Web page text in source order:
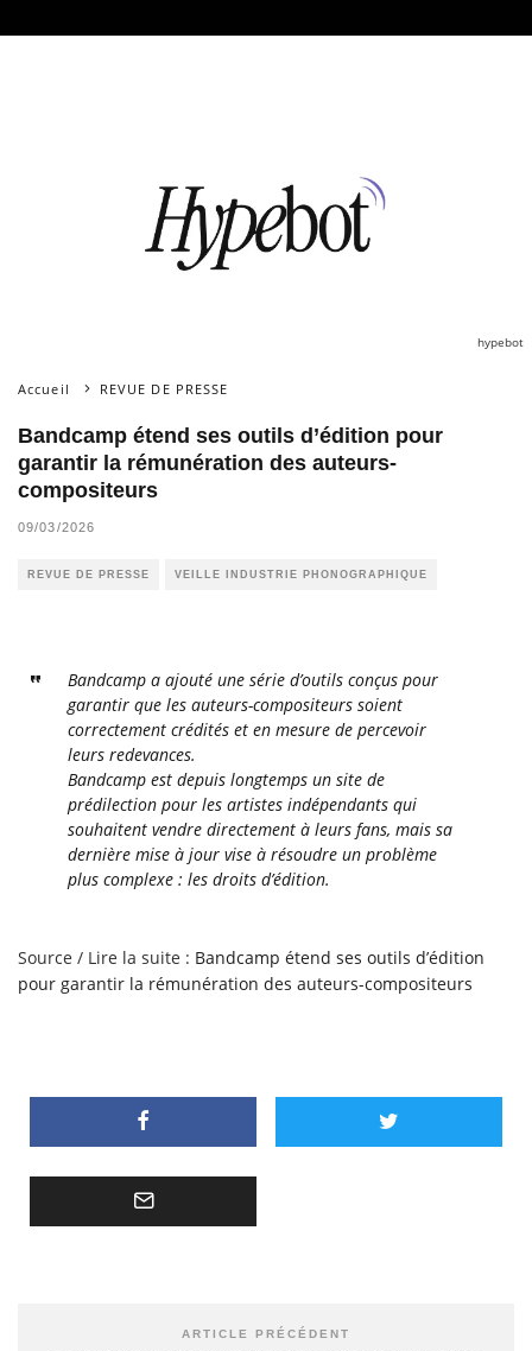
hypebot
Accueil REVUE DE PRESSE
Bandcamp étend ses outils d’édition pour
garantir la rémunération des auteurs-
compositeurs
09/03/2026
REVUE DE PRESSE VEILLE INDUSTRIE PHONOGRAPHIQUE
Bandcamp a ajouté une série d’outils conçus pour
garantir que les auteurs-compositeurs soient
correctement crédités et en mesure de percevoir
leurs redevances.
Bandcamp est depuis longtemps un site de
prédilection pour les artistes indépendants qui
souhaitent vendre directement à leurs fans, mais sa
dernière mise à jour vise à résoudre un problème
plus complexe : les droits d’édition.
Source / Lire la suite : Bandcamp étend ses outils d’édition
pour garantir la rémunération des auteurs-compositeurs
ARTICLE PRÉCÉDENT